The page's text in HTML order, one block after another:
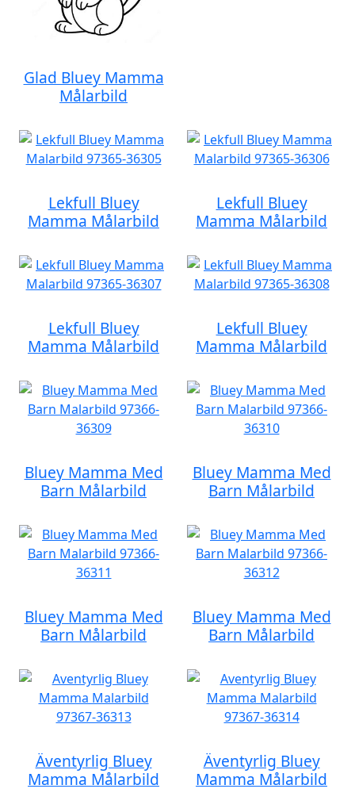
Glad Bluey Mamma
Målarbild
Lekfull Bluey
Mamma Målarbild
Lekfull Bluey
Mamma Målarbild
Lekfull Bluey
Mamma Målarbild
Lekfull Bluey
Mamma Målarbild
Bluey Mamma Med
Barn Målarbild
Bluey Mamma Med
Barn Målarbild
Bluey Mamma Med
Barn Målarbild
Bluey Mamma Med
Barn Målarbild
Äventyrlig Bluey
Mamma Målarbild
Äventyrlig Bluey
Mamma Målarbild